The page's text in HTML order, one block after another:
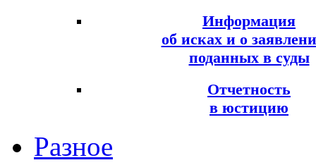
Информация
об исках и о
поданных в суды
Отчетность
в юстицию
Разное